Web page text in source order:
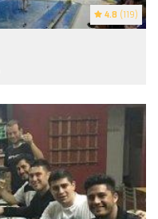
4.8 (119)